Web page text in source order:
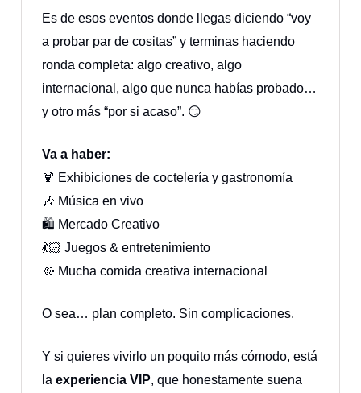
Es de esos eventos donde llegas diciendo “voy
a probar par de cositas” y terminas haciendo
ronda completa: algo creativo, algo
internacional, algo que nunca habías probado…
y otro más “por si acaso”. 😏
Va a haber:
🍹 Exhibiciones de coctelería y gastronomía
🎶 Música en vivo
🛍️ Mercado Creativo
💃🏻 Juegos & entretenimiento
🥘 Mucha comida creativa internacional
O sea… plan completo. Sin complicaciones.
Y si quieres vivirlo un poquito más cómodo, está
la experiencia VIP, que honestamente suena